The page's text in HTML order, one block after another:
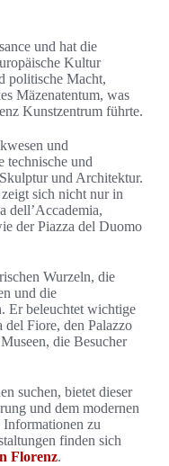
und hat die
Kultur
politische Macht,
Mäzenatentum, was
Kunstzentrum führte.
und
technische und
und Architektur.
sich nicht nur in
dell’Accademia,
der Piazza del Duomo
Wurzeln, die
und die
Er beleuchtet wichtige
Fiore, den Palazzo
die Besucher
suchen, bietet dieser
und dem modernen
zu
finden sich
Florenz.